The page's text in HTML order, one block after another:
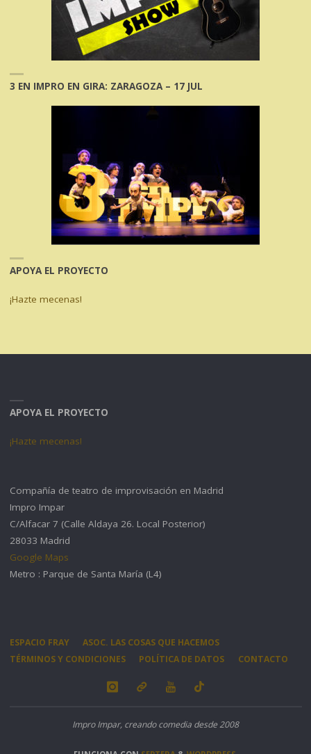
3 EN IMPRO EN GIRA: ZARAGOZA – 17 JUL
APOYA EL PROYECTO
¡Hazte mecenas!
APOYA EL PROYECTO
¡Hazte mecenas!
Compañía de teatro de improvisación en Madrid
Impro Impar
C/Alfacar 7 (Calle Aldaya 26. Local Posterior)
28033 Madrid
Google Maps
Metro : Parque de Santa María (L4)
ESPACIO FRAY
ASOC. LAS COSAS QUE HACEMOS
TÉRMINOS Y CONDICIONES
POLÍTICA DE DATOS CONTACTO
Impro Impar, creando comedia desde 2008